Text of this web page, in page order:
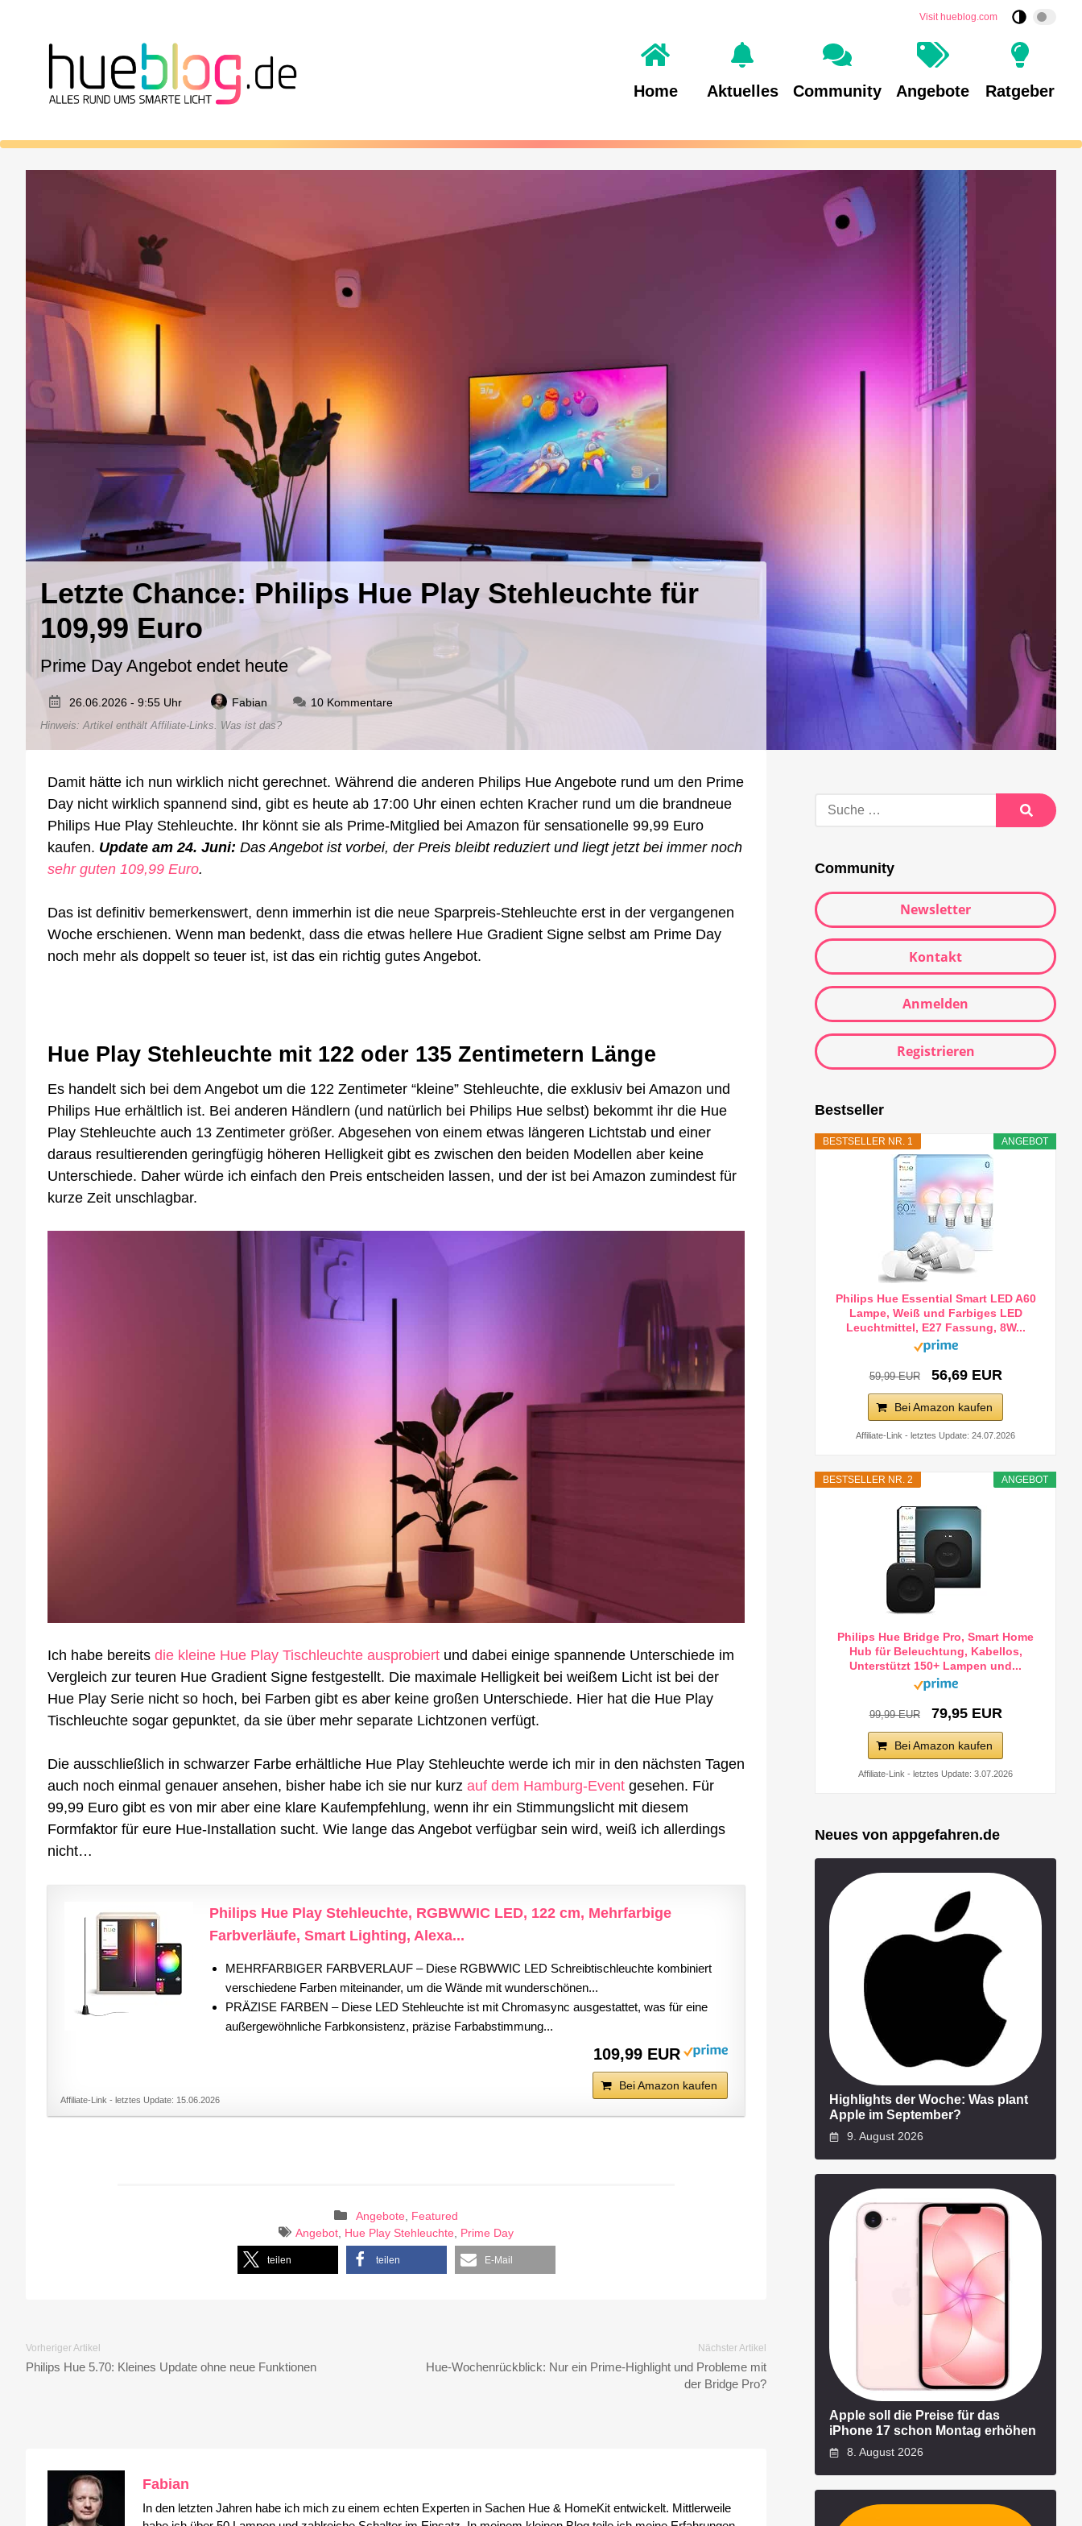
Visit hueblog.com
Home Aktuelles Community Angebote Ratgeber
Letzte Chance: Philips Hue Play Stehleuchte für
109,99 Euro
Prime Day Angebot endet heute
26.06.2026 - 9:55 Uhr Fabian 10 Kommentarezu
Philips
Play
Stehleuchte
für
109,99
Euro
Hinweis: Artikel enthält Affiliate-Links. Was ist das?
Damit hätte ich nun wirklich nicht gerechnet. Während die anderen Philips Hue Angebote rund um den Prime
Day nicht wirklich spannend sind, gibt es heute ab 17:00 Uhr einen echten Kracher rund um die brandneue
Philips Hue Play Stehleuchte. Ihr könnt sie als Prime-Mitglied bei Amazon für sensationelle 99,99 Euro
kaufen. Update am 24. Juni: Das Angebot ist vorbei, der Preis bleibt reduziert und liegt jetzt bei immer noch
sehr guten 109,99 Euro.
Das ist definitiv bemerkenswert, denn immerhin ist die neue Sparpreis-Stehleuchte erst in der vergangenen
Woche erschienen. Wenn man bedenkt, dass die etwas hellere Hue Gradient Signe selbst am Prime Day
noch mehr als doppelt so teuer ist, ist das ein richtig gutes Angebot.
Hue Play Stehleuchte mit 122 oder 135 Zentimetern Länge
Es handelt sich bei dem Angebot um die 122 Zentimeter “kleine” Stehleuchte, die exklusiv bei Amazon und
Philips Hue erhältlich ist. Bei anderen Händlern (und natürlich bei Philips Hue selbst) bekommt ihr die Hue
Play Stehleuchte auch 13 Zentimeter größer. Abgesehen von einem etwas längeren Lichtstab und einer
daraus resultierenden geringfügig höheren Helligkeit gibt es zwischen den beiden Modellen aber keine
Unterschiede. Daher würde ich einfach den Preis entscheiden lassen, und der ist bei Amazon zumindest für
kurze Zeit unschlagbar.
Ich habe bereits die kleine Hue Play Tischleuchte ausprobiert und dabei einige spannende Unterschiede im
Vergleich zur teuren Hue Gradient Signe festgestellt. Die maximale Helligkeit bei weißem Licht ist bei der
Hue Play Serie nicht so hoch, bei Farben gibt es aber keine großen Unterschiede. Hier hat die Hue Play
Tischleuchte sogar gepunktet, da sie über mehr separate Lichtzonen verfügt.
Die ausschließlich in schwarzer Farbe erhältliche Hue Play Stehleuchte werde ich mir in den nächsten Tagen
auch noch einmal genauer ansehen, bisher habe ich sie nur kurz auf dem Hamburg-Event gesehen. Für
99,99 Euro gibt es von mir aber eine klare Kaufempfehlung, wenn ihr ein Stimmungslicht mit diesem
Formfaktor für eure Hue-Installation sucht. Wie lange das Angebot verfügbar sein wird, weiß ich allerdings
nicht…
Philips Hue Play Stehleuchte, RGBWWIC LED, 122 cm, Mehrfarbige
Farbverläufe, Smart Lighting, Alexa...
MEHRFARBIGER FARBVERLAUF – Diese RGBWWIC LED Schreibtischleuchte kombiniert
verschiedene Farben miteinander, um die Wände mit wunderschönen...
PRÄZISE FARBEN – Diese LED Stehleuchte ist mit Chromasync ausgestattet, was für eine
außergewöhnliche Farbkonsistenz, präzise Farbabstimmung...
109,99 EUR
Bei Amazon kaufen
Affiliate-Link - letztes Update: 15.06.2026
Angebote, Featured
Angebot, Hue Play Stehleuchte, Prime Day
teilen teilen E-Mail
Vorheriger Artikel
Philips Hue 5.70: Kleines Update ohne neue Funktionen
Nächster Artikel
Hue-Wochenrückblick: Nur ein Prime-Highlight und Probleme mit
der Bridge Pro?
Fabian
In den letzten Jahren habe ich mich zu einem echten Experten in Sachen Hue & HomeKit entwickelt. Mittlerweile
Suche
Suche
Community
Newsletter
Kontakt
Anmelden
Registrieren
Bestseller
ANGEBOT
BESTSELLER NR. 1
Philips Hue Essential Smart LED A60
Lampe, Weiß und Farbiges LED
Leuchtmittel, E27 Fassung, 8W...
59,99 EUR 56,69 EUR
Bei Amazon kaufen
Affiliate-Link - letztes Update: 24.07.2026
ANGEBOT
BESTSELLER NR. 2
Philips Hue Bridge Pro, Smart Home
Hub für Beleuchtung, Kabellos,
Unterstützt 150+ Lampen und...
99,99 EUR 79,95 EUR
Bei Amazon kaufen
Affiliate-Link - letztes Update: 3.07.2026
Neues von appgefahren.de
Highlights der Woche: Was plant
Apple im September?
9. August 2026
Apple soll die Preise für das
iPhone 17 schon Montag erhöhen
8. August 2026